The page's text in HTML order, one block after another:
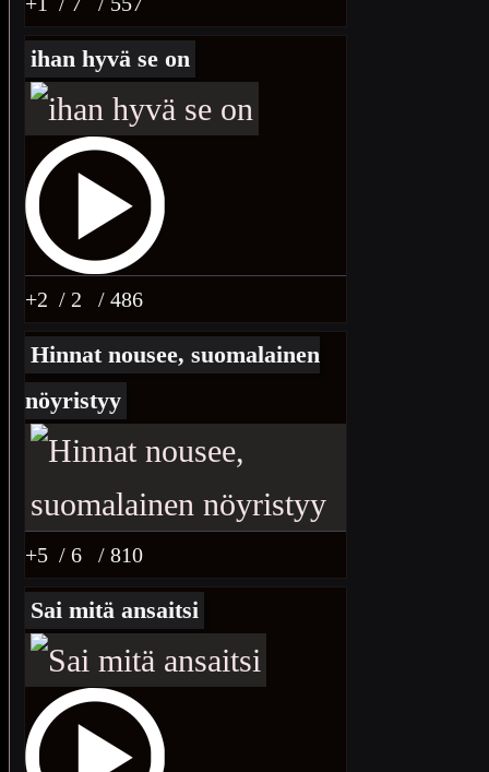
ihan hyvä se on
+2 / 2 / 486
Hinnat nousee, suomalainen
nöyristyy
+5 / 6 / 810
Sai mitä ansaitsi